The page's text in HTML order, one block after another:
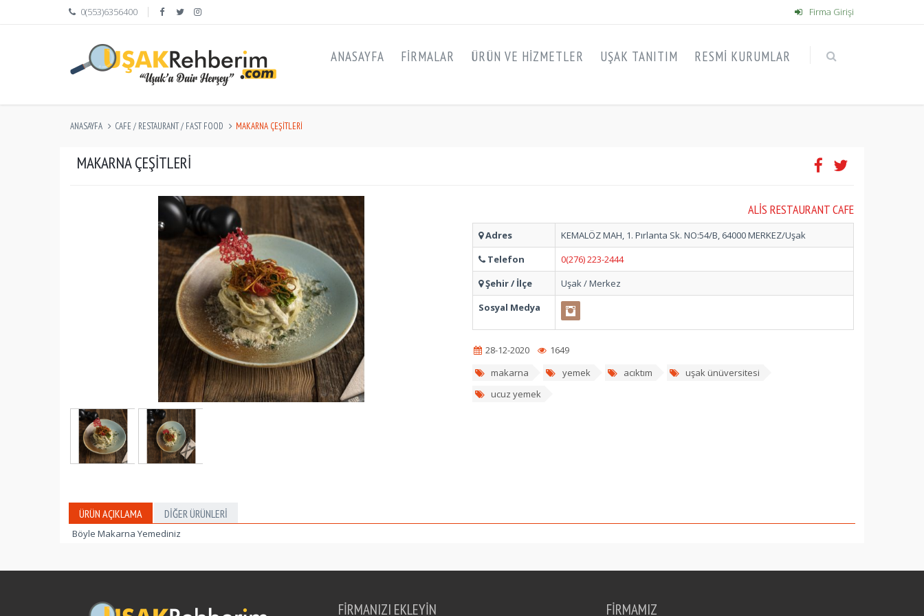
0(553)6356400 Firma Girişi
ANASAYFA FIRMALAR ÜRÜN VE HIZMETLER UŞAK TANITIM RESMI KURUMLAR
ANASAYFA CAFE / RESTAURANT / FAST FOOD MAKARNA ÇEŞİTLERİ
MAKARNA ÇEŞİTLERİ
ALIS RESTAURANT CAFE
Adres
KEMALÖZ MAH, 1. Pırlanta Sk. NO:54/B, 64000 MERKEZ/Uşak
Telefon
0(276) 223-2444
Şehir / İlçe
Uşak / Merkez
Sosyal Medya
28-12-2020
1649
makarna
yemek acıktım
uşak ünüversitesi
ucuz yemek
ÜRÜN AÇIKLAMA DIĞER ÜRÜNLERI
Böyle Makarna Yemediniz
FİRMANIZI EKLEYİN FIRMAMIZ